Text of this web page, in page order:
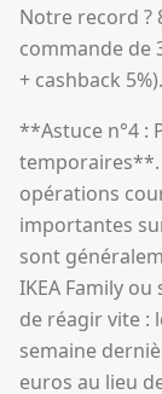
Notre record ?
commande de
+ cashback 5%).
**Astuce n°4 :
temporaires**.
opérations
importantes
sont
IKEA Family
de réagir vite :
semaine
euros au lieu